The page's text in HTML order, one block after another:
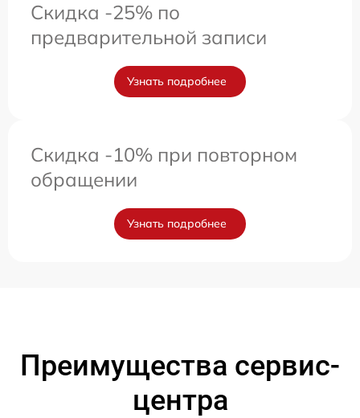
Скидка -25% по
предварительной записи
Узнать подробнее
Скидка -10% при повторном
обращении
Узнать подробнее
Преимущества сервис-
центра